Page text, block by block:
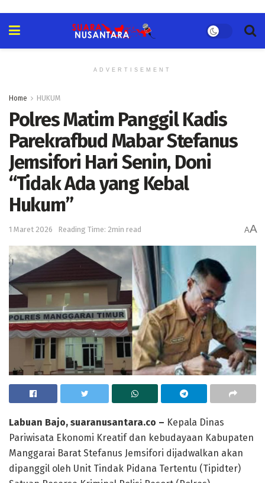
ADVERTISEMENT
Home HUKUM
Polres Matim Panggil Kadis
Parekrafbud Mabar Stefanus
Jemsifori Hari Senin, Doni
“Tidak Ada yang Kebal
Hukum”
1 Maret 2026 Reading Time: 2min read AA
Labuan Bajo, suaranusantara.co – Kepala Dinas
Pariwisata Ekonomi Kreatif dan kebudayaan Kabupaten
Manggarai Barat Stefanus Jemsifori dijadwalkan akan
dipanggil oleh Unit Tindak Pidana Tertentu (Tipidter)